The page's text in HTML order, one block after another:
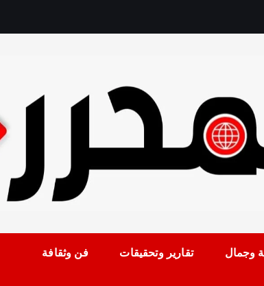
حلمي رئيس
وجمال تقارير وتحقيقات فن وثقافة